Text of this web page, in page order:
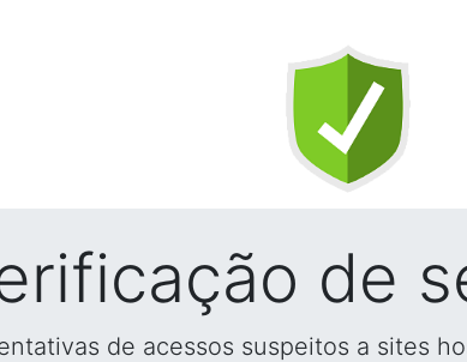
de
de acessos suspeitos a sites